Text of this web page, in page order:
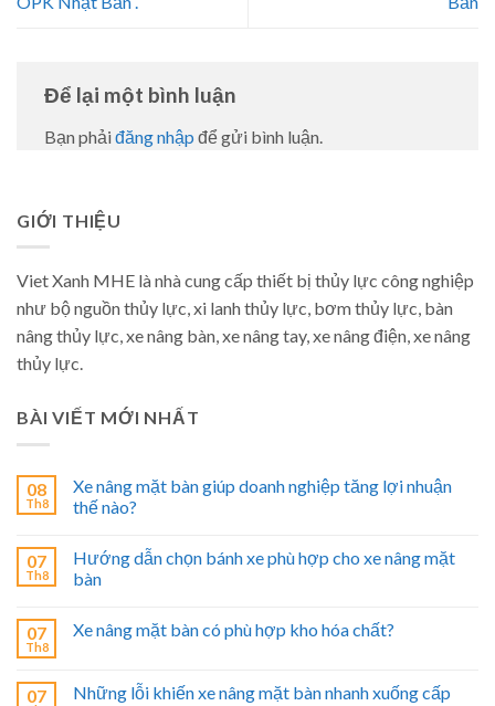
Để lại một bình luận
Bạn phải đăng nhập để gửi bình luận.
GIỚI THIỆU
Viet Xanh MHE là nhà cung cấp thiết bị thủy lực công nghiệp
như bộ nguồn thủy lực, xi lanh thủy lực, bơm thủy lực, bàn
nâng thủy lực, xe nâng bàn, xe nâng tay, xe nâng điện, xe nâng
thủy lực.
BÀI VIẾT MỚI NHẤT
08
Th8
Xe nâng mặt bàn giúp doanh nghiệp tăng lợi nhuận
thế nào?
07
Th8
Hướng dẫn chọn bánh xe phù hợp cho xe nâng mặt
bàn
07
Th8
Xe nâng mặt bàn có phù hợp kho hóa chất?
07 Những lỗi khiến xe nâng mặt bàn nhanh xuống cấp